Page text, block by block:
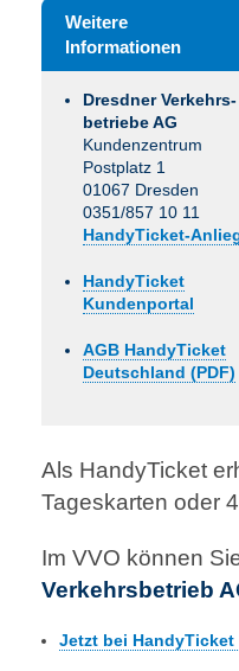
Weitere
Informationen
Dresdner Verkehrs­
betriebe AG
Kundenzentrum
Postplatz 1
01067 Dresden
0351/857 10 11
HandyTicket-
HandyTicket
Kundenportal
AGB HandyTicket
Deutschland (PDF)
Als HandyTicket
Tageskarten oder
Im VVO können
Verkehrsbetrieb
Jetzt bei